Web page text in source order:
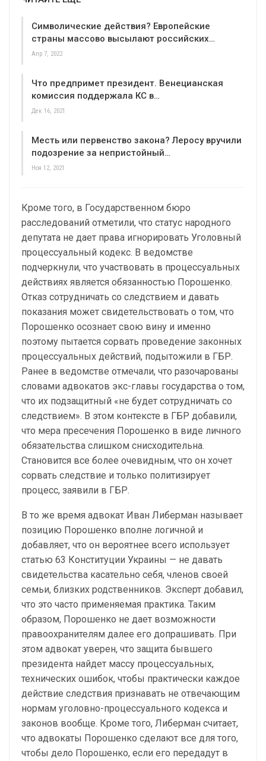
Символические действия? Европейские
страны массово высылают российских…
Апр 7, 2022
Что предпримет президент. Венецианская
комиссия поддержала КС в…
Дек 16, 2021
Месть или первенство закона? Леросу вручили
подозрение за непристойный…
Ноя 12, 2021
Кроме того, в Государственном бюро
расследований отметили, что статус народного
депутата не дает права игнорировать Уголовный
процессуальный кодекс. В ведомстве
подчеркнули, что участвовать в процессуальных
действиях является обязанностью Порошенко.
Отказ сотрудничать со следствием и давать
показания может свидетельствовать о том, что
Порошенко осознает свою вину и именно
поэтому пытается сорвать проведение законных
процессуальных действий, подытожили в ГБР.
Ранее в ведомстве отмечали, что разочарованы
словами адвокатов экс-главы государства о том,
что их подзащитный «не будет сотрудничать со
следствием». В этом контексте в ГБР добавили,
что мера пресечения Порошенко в виде личного
обязательства слишком снисходительна.
Становится все более очевидным, что он хочет
сорвать следствие и только политизирует
процесс, заявили в ГБР.
В то же время адвокат Иван Либерман называет
позицию Порошенко вполне логичной и
добавляет, что он вероятнее всего использует
статью 63 Конституции Украины — не давать
свидетельства касательно себя, членов своей
семьи, близких родственников. Эксперт добавил,
что это часто применяемая практика. Таким
образом, Порошенко не дает возможности
правоохранителям далее его допрашивать. При
этом адвокат уверен, что защита бывшего
президента найдет массу процессуальных,
технических ошибок, чтобы практически каждое
действие следствия признавать не отвечающим
нормам уголовно-процессуального кодекса и
законов вообще. Кроме того, Либерман считает,
что адвокаты Порошенко сделают все для того,
чтобы дело Порошенко, если его передадут в